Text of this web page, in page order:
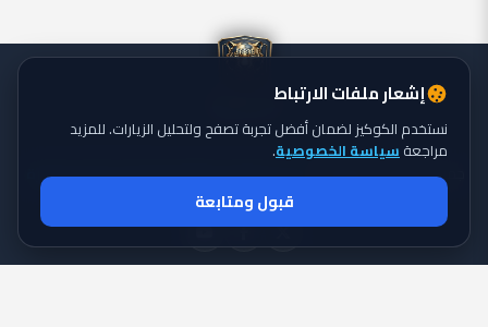
جميع الحقوق محفوظة ©تايجر الكورة: موقع يقدم أحدث أخبار الكورة
2026
إشعار ملفات الارتباط
نستخدم الكوكيز لضمان أفضل تجربة تصفح ولتحليل الزيارات. للمزيد
مراجعةسياسة الخصوصية.
قبول ومتابعة